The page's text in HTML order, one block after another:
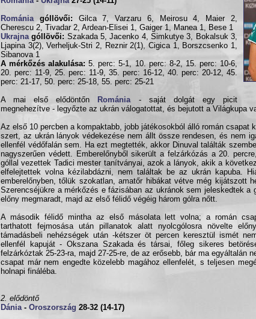
Románia góllövői: Gilca 7, Varzaru 6, Meirosu 4, Maier 2,
Cherescu 2, Tivadar 2, Ardean-Elisei 1, Gaiger 1, Manea 1, Bese 1
Ukrajna góllövői: Szakada 5, Jacenko 4, Simkutye 3, Bokalsuk 3,
Ljapina 3(2), Verheljuk-Stri 2, Reznir 2(1), Cigica 1, Borszcsenko 1,
Sibanova 1
A mérkőzés alakulása: 5. perc: 5-1, 10. perc: 8-2, 15. perc: 10-6,
20. perc: 11-9, 25. perc: 11-9, 35. perc: 16-12, 40. perc: 20-12, 45.
perc: 21-17, 50. perc: 25-18, 55. perc: 25-21
A mai első elődöntőn Románia - saját dolgát egy picit
megnehezítve - legyőzte az ukrán válogatottat, és bejutott a Világkupa
Az első 10 percben a kompaktabb, jobb játékosokból álló román csapat
szert, az ukrán lányok védekezése nem állt össze rendesen, és nem
ellenfél védőfalán sem. Ha ezt megtették, akkor Dinuval találták
nagyszerűen védett. Emberelőnyből sikerült a felzárkózás a 20.
góllal vezettek Tadici mester tanítványai, azok a lányok, akik a
elfelejtettek volna kézilabdázni, nem találtak be az ukrán kapuba.
emberelőnyben, tőlük szokatlan, amatőr hibákat vétve még kijátszott
Szerencséjükre a mérkőzés e fázisában az ukránok sem jeleskedtek a
előny megmaradt, majd az első félidő végéig három gólra nőtt.
A második félidő mintha az első másolata lett volna; a román
tarthatott fejmosása után pillanatok alatt nyolcgólosra növelte
támadásbeli nehézségek után -kétszer öt percen keresztül ismét
ellenfél kapuját - Okszana Szakada és társai, főleg sikeres
felzárkóztak 25-23-ra, majd 27-25-re, de az erősebb, bár ma egyáltalán
csapat már nem engedte közelebb magához ellenfelét, s teljesen
holnapi fináléba.
2. elődöntő
Dánia - Oroszország 28-32 (14-17)